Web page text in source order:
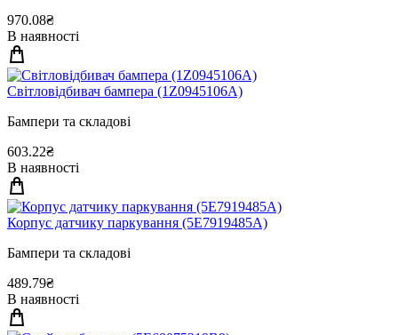
970.08₴
В наявності
Свiтловiдбивач бампера (1Z0945106A)
Бампери та складові
603.22₴
В наявності
Корпус датчику паркування (5E7919485A)
Бампери та складові
489.79₴
В наявності